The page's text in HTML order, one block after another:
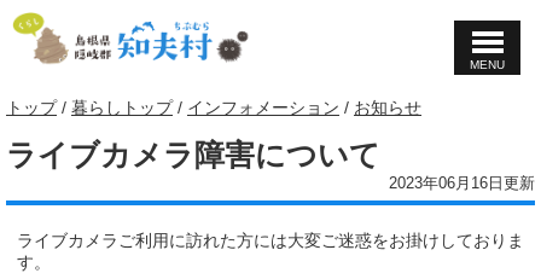
このページの本文へ
MENU
現
の
位
トップ/ 暮らしトップ/ インフォメーション / お知らせ
ライブカメラ障害について
2023年06月16日更新
ライブカメラご利用に訪れた方には大変ご迷惑をお掛けしておりま
す。